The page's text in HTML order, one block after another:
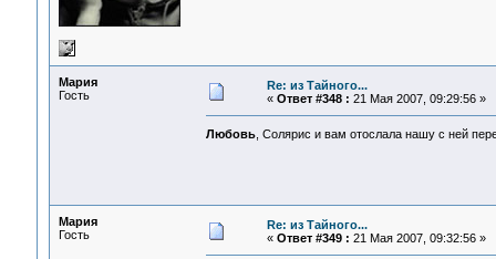
Мария
Гость
Re: из Тайного...
« Ответ #348 : 21 Мая 2007, 09:29:56 »
Любовь, Солярис и вам отослала нашу с ней
Мария
Гость
Re: из Тайного...
« Ответ #349 : 21 Мая 2007, 09:32:56 »